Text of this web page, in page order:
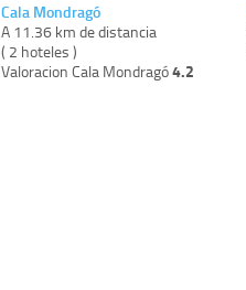
Cala Mondragó
A 11.36 km de distancia
( 2 hoteles )
Valoracion Cala Mondragó4.2